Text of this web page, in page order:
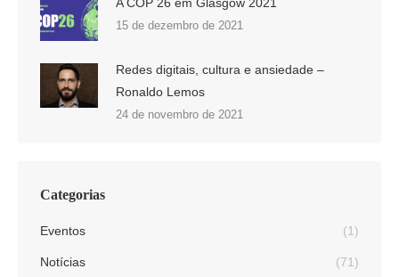
15 de dezembro de 2021
Redes digitais, cultura e ansiedade –
Ronaldo Lemos
24 de novembro de 2021
Categorias
Eventos (1)
Notícias (71)